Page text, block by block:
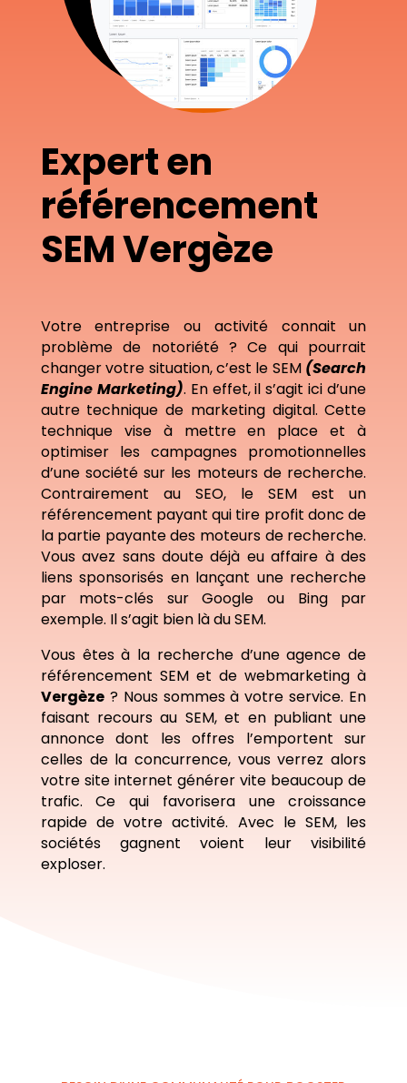
Expert en
référencement
SEM Vergèze
Votre entreprise ou activité connait un
problème de notoriété ? Ce qui pourrait
changer votre situation, c’est le SEM (Search
Engine Marketing). En effet, il s’agit ici d’une
autre technique de marketing digital. Cette
technique vise à mettre en place et à
optimiser les campagnes promotionnelles
d’une société sur les moteurs de recherche.
Contrairement au SEO, le SEM est un
référencement payant qui tire profit donc de
la partie payante des moteurs de recherche.
Vous avez sans doute déjà eu affaire à des
liens sponsorisés en lançant une recherche
par mots-clés sur Google ou Bing par
exemple. Il s’agit bien là du SEM.
Vous êtes à la recherche d’une agence de
référencement SEM et de webmarketing à
Vergèze? Nous sommes à votre service. En
faisant recours au SEM, et en publiant une
annonce dont les offres l’emportent sur
celles de la concurrence, vous verrez alors
votre site internet générer vite beaucoup de
trafic. Ce qui favorisera une croissance
rapide de votre activité. Avec le SEM, les
sociétés gagnent voient leur visibilité
exploser.